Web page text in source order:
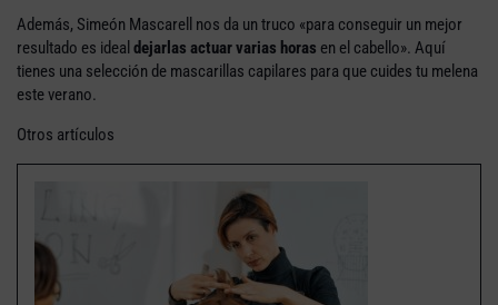
Además, Simeón Mascarell nos da un truco «para conseguir un mejor
resultado es ideal dejarlas actuar varias horas en el cabello». Aquí
tienes una selección de mascarillas capilares para que cuides tu melena
este verano.
Otros artículos